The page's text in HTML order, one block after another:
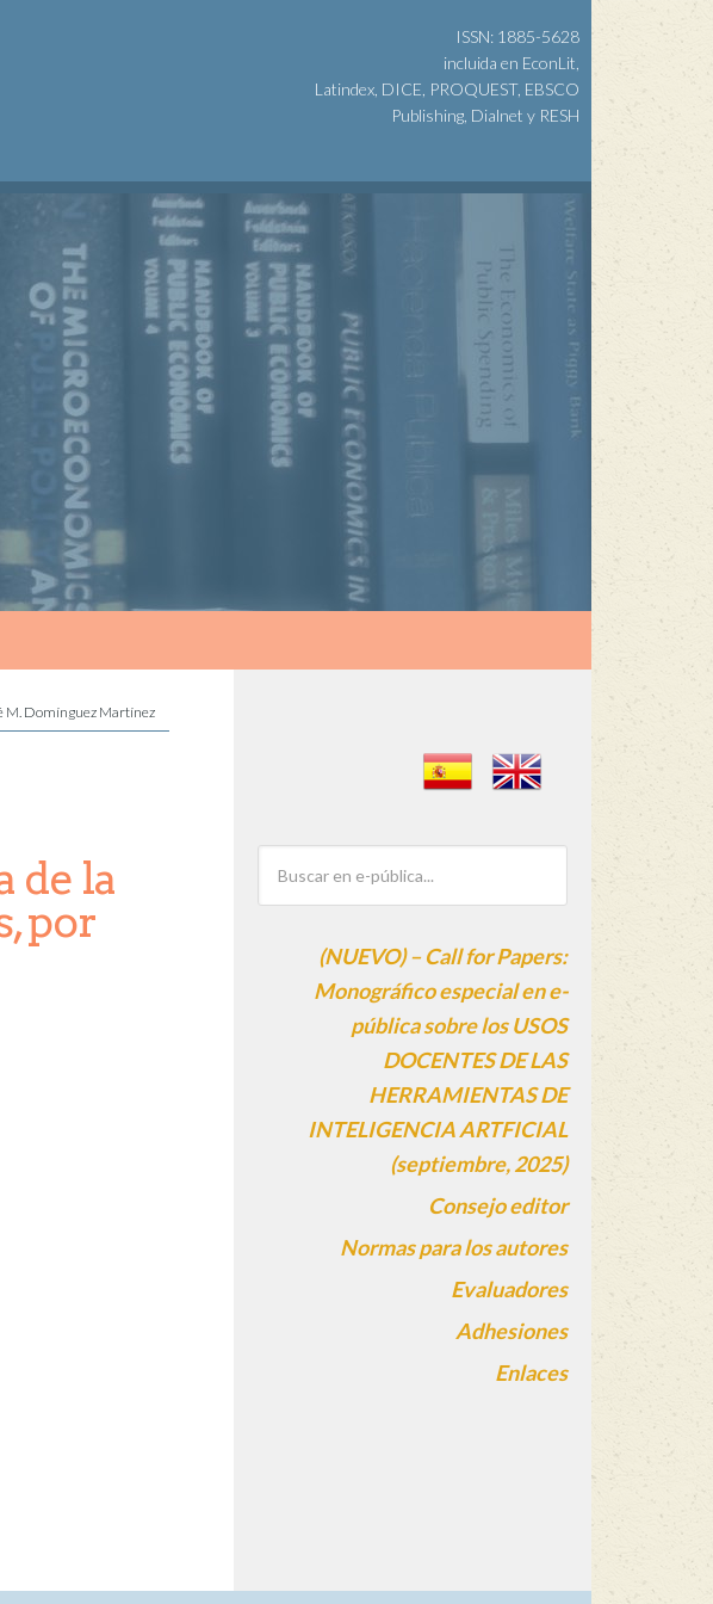
ISSN: 1885-5628
incluida en EconLit,
Latindex, DICE, PROQUEST, EBSCO
Publishing, Dialnet y RESH
M. Domínguez Martínez
de la
por
(NUEVO) – Call for Papers:
Monográfico especial en e-
pública sobre los USOS
DOCENTES DE LAS
HERRAMIENTAS DE
INTELIGENCIA ARTFICIAL
(septiembre, 2025)
Consejo editor
Normas para los autores
Evaluadores
Adhesiones
Enlaces